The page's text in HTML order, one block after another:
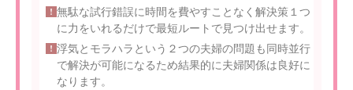
無駄な試行錯誤に時間を費やすことなく解決策１つ
に力をいれるだけで最短ルートで見つけ出せます。
浮気とモラハラという２つの夫婦の問題も同時並行
で解決が可能になるため結果的に夫婦関係は良好に
なります。